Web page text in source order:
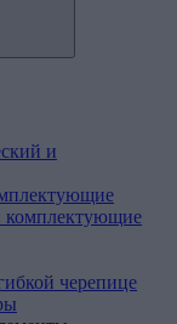
и
комплектующие
черепице